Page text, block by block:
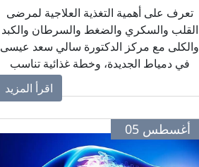
تعرف على أهمية التغذية العلاجية لمرضى
القلب والسكري والضغط والسرطان والكبد
والكلى مع مركز الدكتورة سالي سعد عيسى
في دمياط الجديدة، وخطة غذائية تناسب
اقرأ المزيد
أغسطس 05